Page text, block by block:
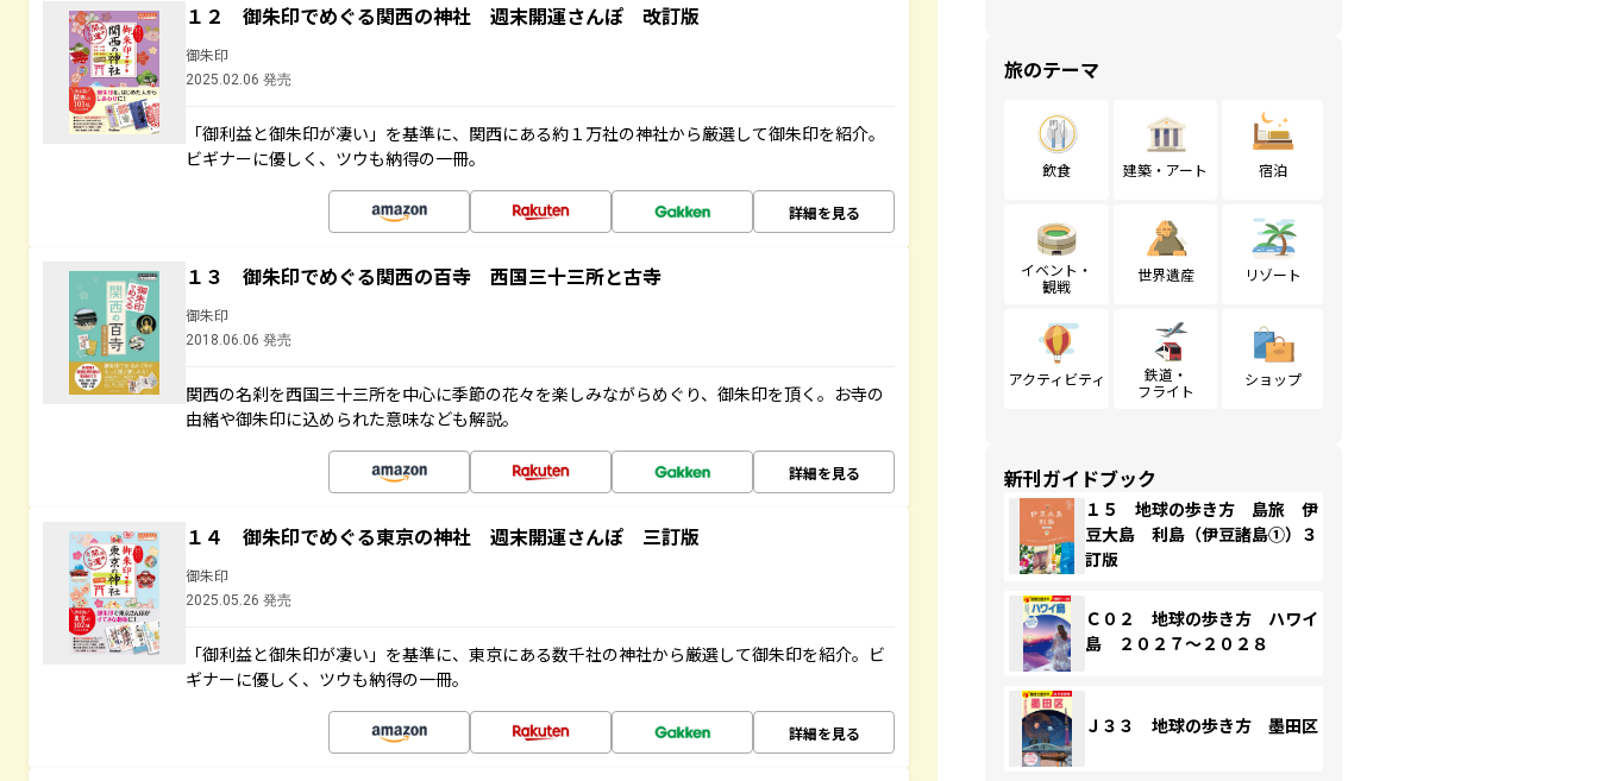
１２ 御朱印でめぐる関西の神社 週末開運さんぽ 改訂版
御朱印
2025.02.06 発売
「御利益と御朱印が凄い」を基準に、関西にある約１万社の神社から厳選して御朱印を紹介。
ビギナーに優しく、ツウも納得の一冊。
詳細を見る
１３ 御朱印でめぐる関西の百寺 西国三十三所と古寺
御朱印
2018.06.06 発売
関西の名刹を西国三十三所を中心に季節の花々を楽しみながらめぐり、御朱印を頂く。お寺の
由緒や御朱印に込められた意味なども解説。
詳細を見る
１４ 御朱印でめぐる東京の神社 週末開運さんぽ 三訂版
御朱印
2025.05.26 発売
「御利益と御朱印が凄い」を基準に、東京にある数千社の神社から厳選して御朱印を紹介。ビ
ギナーに優しく、ツウも納得の一冊。
詳細を見る
旅のテーマ
飲食 建築・アート 宿泊
イベント・
観戦
世界遺産 リゾート
アクティビティ
鉄道・
フライト
ショップ
新刊ガイドブック
１５ 地球の歩き方 島旅 伊
豆大島 利島（伊豆諸島①）３
訂版
Ｃ０２ 地球の歩き方 ハワイ
島 ２０２７～２０２８
Ｊ３３ 地球の歩き方 墨田区